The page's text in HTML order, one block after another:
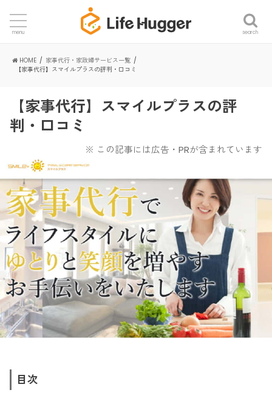
search
menu
HOME
家事代行・家政婦サービス一覧
【家事代行】スマイルプラスの評判・口コミ
【家事代行】スマイルプラスの評
判・口コミ
※ この記事には広告・PRが含まれています
目次